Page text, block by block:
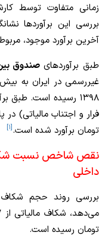
زمانی متفاوت توسط
بررسی این برآوردها
آخرین برآورد موجود،
طبق برآوردهایصندوق
۱۳۹۸ رسیده است. طبق
تومان برآورد شده است.[۱]
نقص شاخص نسبت
داخلی
تومان رسیده است.